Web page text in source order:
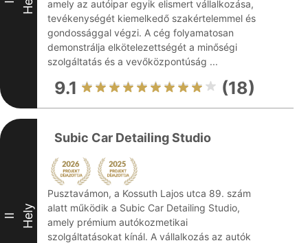
I
amely az autóipar egyik elismert vállalkozása,
tevékenységét kiemelkedő szakértelemmel és
gondossággal végzi. A cég folyamatosan
demonstrálja elkötelezettségét a minőségi
szolgáltatás és a vevőközpontúság ...
9.1 (18)
II Hely
Subic Car Detailing Studio
Pusztavámon, a Kossuth Lajos utca 89. szám
alatt működik a Subic Car Detailing Studio,
amely prémium autókozmetikai
szolgáltatásokat kínál. A vállalkozás az autók